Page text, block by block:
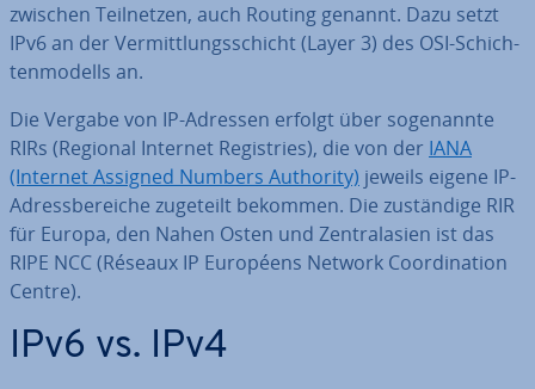
zwischen Teil­net­zen, auch Routing genannt. Dazu setzt
IPv6 an der Ver­mitt­lungs­schicht (Layer 3) des OSI-Schich­
ten­mo­dells an.
Die Vergabe von IP-Adressen erfolgt über so­ge­nann­te
RIRs (Regional Internet Re­gis­tries), die von der IANA
(Internet Assigned Numbers Authority) jeweils eigene IP-
Adress­be­rei­che zugeteilt bekommen. Die zu­stän­di­ge RIR
für Europa, den Nahen Osten und Zen­tral­asi­en ist das
RIPE NCC (Réseaux IP Européens Network Coor­di­na­ti­on
Centre).
IPv6 vs. IPv4